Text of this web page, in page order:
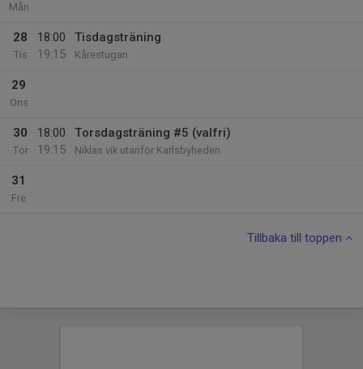
Mån
28
Tis
18:00
19:15
Tisdagsträning
Kårestugan
29
Ons
30
Tor
18:00
19:15
Torsdagsträning #5 (valfri)
Niklas vik utanför Karlsbyheden
31
Fre
Tillbaka till toppen